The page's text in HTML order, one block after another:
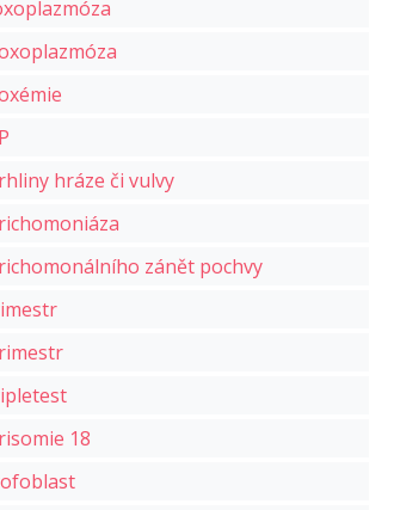
hráze či vulvy
zánět pochvy
18